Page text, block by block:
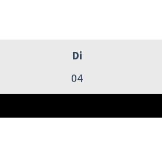
Di
04